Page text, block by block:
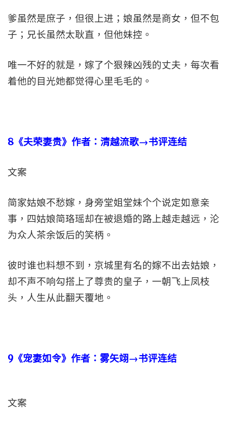
爹虽然是庶子，但很上进；娘虽然是商女，但不包
子；兄长虽然太耿直，但他妹控。
唯一不好的就是，嫁了个狠辣凶残的丈夫，每次看
着他的目光她都觉得心里毛毛的。
8 《夫荣妻贵》作者：清越流歌→书评连结
文案
简家姑娘不愁嫁，身旁堂姐堂妹个个说定如意亲
事，四姑娘简珞瑶却在被退婚的路上越走越远，沦
为众人茶余饭后的笑柄。
彼时谁也料想不到，京城里有名的嫁不出去姑娘，
却不声不响勾搭上了尊贵的皇子，一朝飞上凤枝
头，人生从此翻天覆地。
9 《宠妻如令》作者：雾矢翊→书评连结
文案